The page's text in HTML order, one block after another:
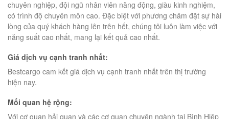
chuyên nghiệp, đội ngũ nhân viên năng động, giàu kinh nghiệm,
có trình độ chuyên môn cao. Đặc biệt với phương châm đặt sự hài
lòng của quý khách hàng lên trên hết, chúng tôi luôn làm việc với
năng suất cao nhất, mang lại kết quả cao nhất.
Giá dịch vụ cạnh tranh nhất:
Bestcargo cam kết giá dịch vụ cạnh tranh nhất trên thị trường
hiện nay.
Mối quan hệ rộng:
Với cơ quan hải quan và các cơ quan chuyên ngành tại Bình Hiệp